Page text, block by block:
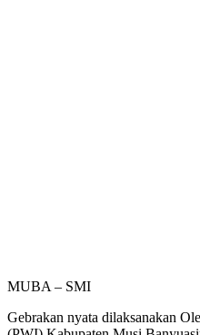
MUBA – SMI
Gebrakan nyata dilaksanakan